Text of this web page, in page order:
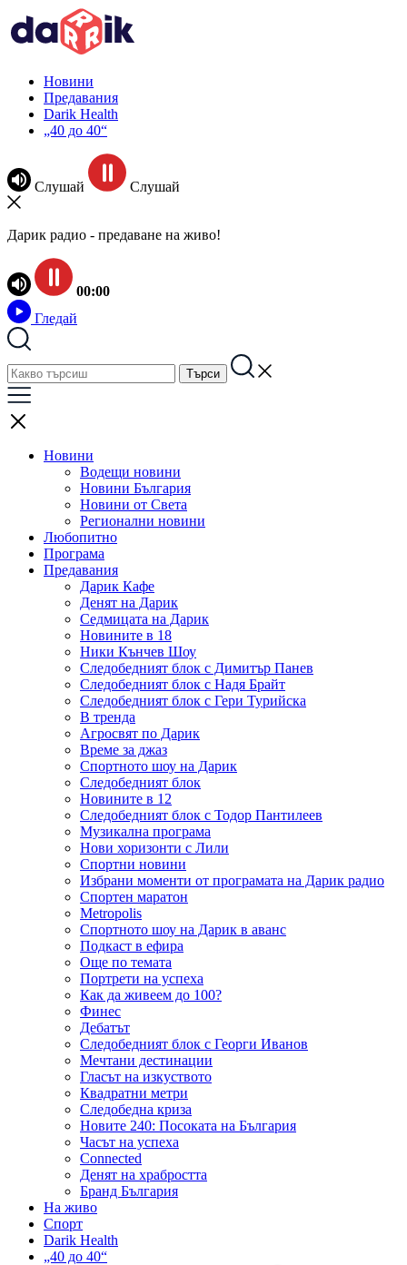
Новини
Предавания
Darik Health
„40 до 40“
Слушай Слушай
Дарик радио - предаване на живо!
00:00
Гледай
Новини
Водещи новини
Новини България
Новини от Света
Регионални новини
Любопитно
Програма
Предавания
Дарик Кафе
Денят на Дарик
Седмицата на Дарик
Новините в 18
Ники Кънчев Шоу
Следобедният блок с Димитър Панев
Следобедният блок с Надя Брайт
Следобедният блок с Гери Турийска
В тренда
Агросвят по Дарик
Време за джаз
Спортното шоу на Дарик
Следобедният блок
Новините в 12
Следобедният блок с Тодор Пантилеев
Музикална програма
Нови хоризонти с Лили
Спортни новини
Избрани моменти от програмата на Дарик радио
Спортен маратон
Metropolis
Спортното шоу на Дарик в аванс
Подкаст в ефира
Още по темата
Портрети на успеха
Как да живеем до 100?
Финес
Дебатът
Следобедният блок с Георги Иванов
Мечтани дестинации
Гласът на изкуството
Квадратни метри
Следобедна криза
Новите 240: Посоката на България
Часът на успеха
Connected
Денят на храбростта
Бранд България
На живо
Спорт
Darik Health
„40 до 40“